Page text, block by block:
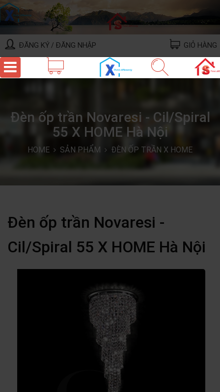
ĐĂNG KÝ / ĐĂNG NHẬP GIỎ HÀNG
Đèn ốp trần Novaresi - Cil/Spiral
55 X HOME Hà Nội
HOME SẢN PHẨM ĐÈN ỐP TRẦN X HOME
Đèn ốp trần Novaresi -
Cil/Spiral 55 X HOME Hà Nội